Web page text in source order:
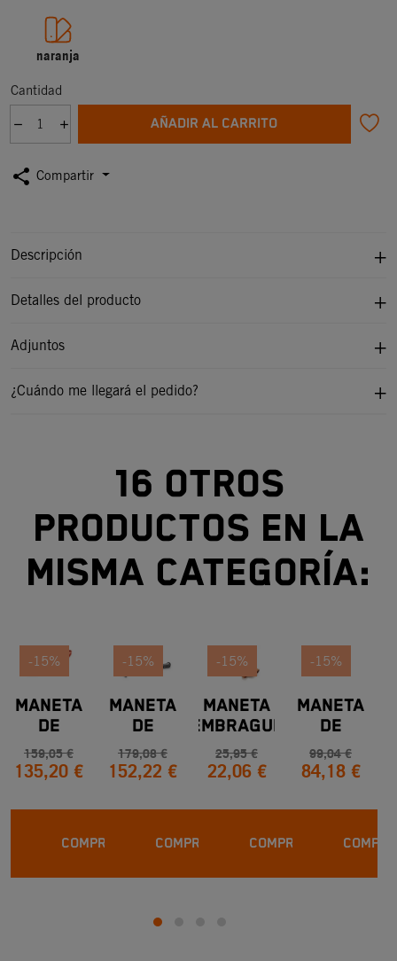
naranja
Cantidad
AÑADIR AL CARRITO
share Compartir
Descripción
Detalles del producto
Adjuntos
¿Cuándo me llegará el pedido?
16 otros
productos en la
misma categoría:
-15%
MANETA
DE
FRENO
KTM
159,05 €
135,20 €
COMPRAR
-15%
MANETA
DE
FRENO
179,08 €
152,22 €
COMPRAR
-15%
MANETA
EMBRAGUE
25,95 €
22,06 €
COMPRAR
-15%
MANETA
DE
FRENO
KTM
99,04 €
84,18 €